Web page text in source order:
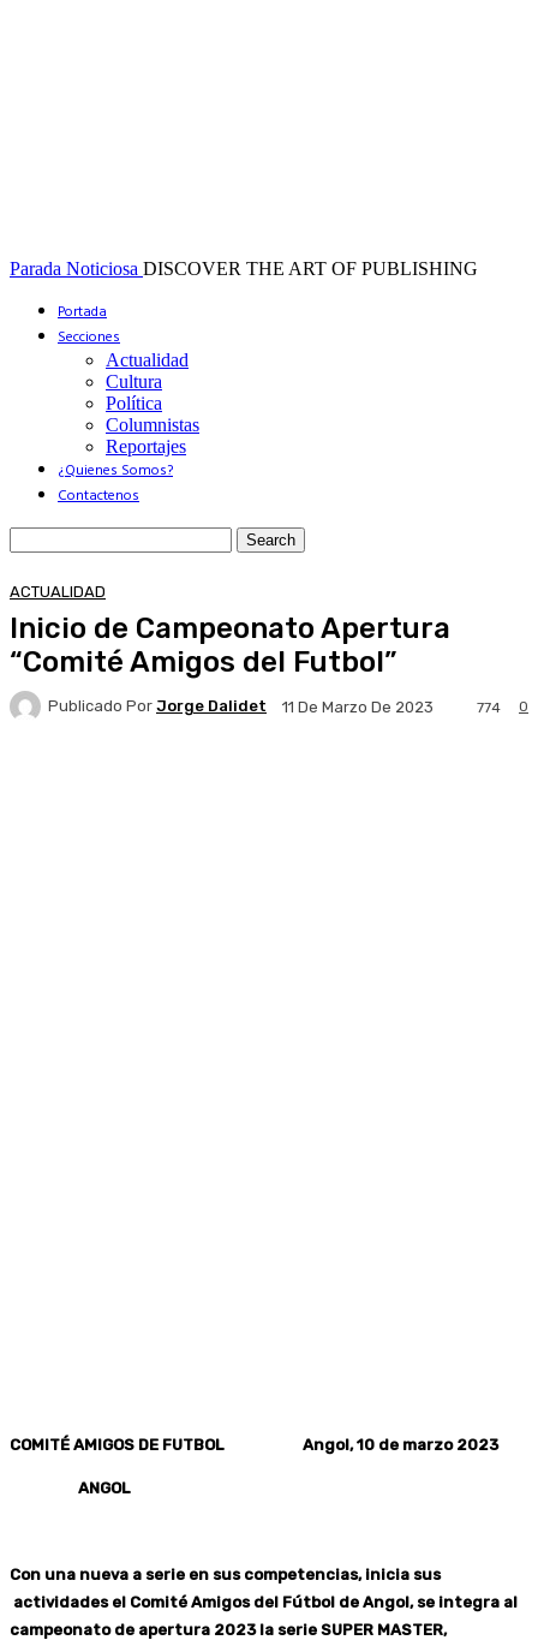
Parada Noticiosa DISCOVER THE ART OF PUBLISHING
Portada
Secciones
Actualidad
Cultura
Política
Columnistas
Reportajes
¿Quienes Somos?
Contactenos
ACTUALIDAD
Inicio de Campeonato Apertura
“Comité Amigos del Futbol”
Publicado Por Jorge Dalidet 11 De Marzo De 2023 0
774
COMITÉ AMIGOS DE FUTBOL Angol, 10 de marzo 2023
ANGOL
Con una nueva a serie en sus competencias, inicia sus
actividades el Comité Amigos del Fútbol de Angol, se integra al
campeonato de apertura 2023 la serie SUPER MASTER,